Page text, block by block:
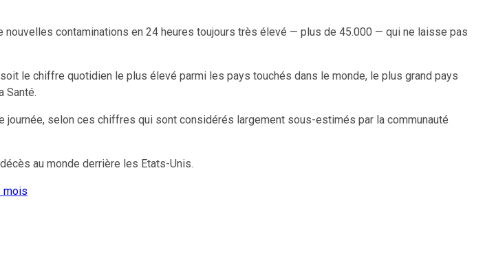
contaminations en 24 heures toujours très élevé — plus de 45.000 — qui ne laisse pas
le chiffre quotidien le plus élevé parmi les pays touchés dans le monde, le plus grand pays
Santé.
journée, selon ces chiffres qui sont considérés largement sous-estimés par la communauté
au monde derrière les Etats-Unis.
mois